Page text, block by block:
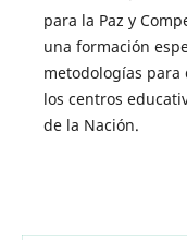
para la Paz y
una formación
metodologías para
los centros
de la Nación.